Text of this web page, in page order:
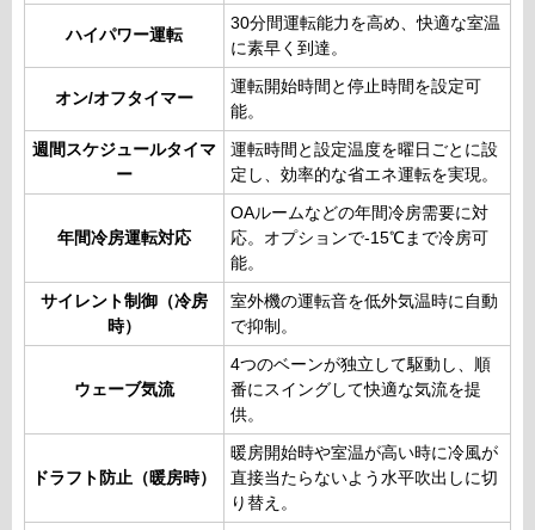
ハイパワー運転
30分間運転能力を高め、快適な室温
に素早く到達。
オン/オフタイマー
運転開始時間と停止時間を設定可
能。
週間スケジュールタイマ
ー
運転時間と設定温度を曜日ごとに設
定し、効率的な省エネ運転を実現。
年間冷房運転対応
OAルームなどの年間冷房需要に対
応。オプションで-15℃まで冷房可
能。
サイレント制御（冷房
時）
室外機の運転音を低外気温時に自動
で抑制。
ウェーブ気流
4つのベーンが独立して駆動し、順
番にスイングして快適な気流を提
供。
ドラフト防止（暖房時）
暖房開始時や室温が高い時に冷風が
直接当たらないよう水平吹出しに切
り替え。